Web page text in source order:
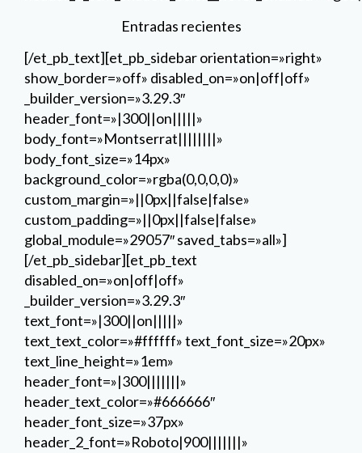
custom_margin=»||0px||false|false»
custom_padding=»||0px||false|false»
global_module=»29057″ saved_tabs=»all»]
[/et_pb_sidebar][et_pb_text
disabled_on=»on|off|off»
_builder_version=»3.29.3″
text_font=»|300||on|||||»
text_text_color=»#ffffff» text_font_size=»20px»
text_line_height=»1em»
header_font=»|300|||||||»
header_text_color=»#666666″
header_font_size=»37px»
header_2_font=»Roboto|900|||||||»
header_2_text_align=»center»
header_2_font_size=»40px»
header_2_line_height=»1.4em»
background_color=»#521264″
max_width=»540px» max_width_tablet=»»
max_width_phone=»70%»
max_width_last_edited=»on|phone»
custom_margin=»||||false|false»